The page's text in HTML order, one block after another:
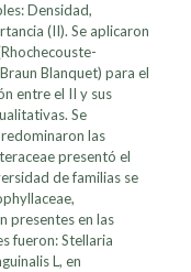
Densidad,
(II). Se aplicaron
Blanquet) para el
entre el II y sus
Se
las
presentó el
de familias se
presentes en las
fueron: Stellaria
L, en